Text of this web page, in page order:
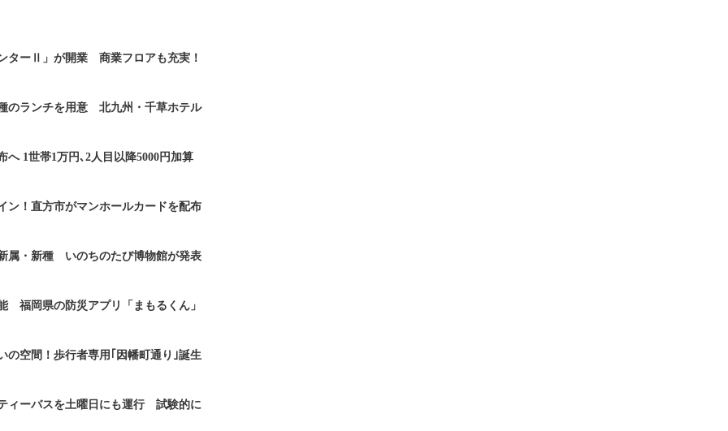
ターⅡ」が開業 商業フロアも充実！
のランチを用意 北九州・千草ホテル
へ 1世帯1万円､2人目以降5000円加算
ン！直方市がマンホールカードを配布
属・新種 いのちのたび博物館が発表
福岡県の防災アプリ「まもるくん」
の空間！歩行者専用｢因幡町通り｣誕生
ィーバスを土曜日にも運行 試験的に